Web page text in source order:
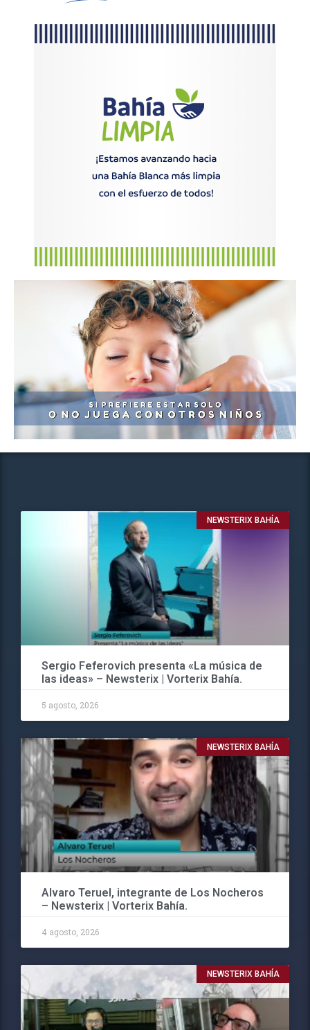
NEWSTERIX BAHÍA
Sergio Feferovich presenta «La música de
las ideas» – Newsterix | Vorterix Bahía.
5 agosto, 2026
NEWSTERIX BAHÍA
Alvaro Teruel, integrante de Los Nocheros
– Newsterix | Vorterix Bahía.
4 agosto, 2026
NEWSTERIX BAHÍA